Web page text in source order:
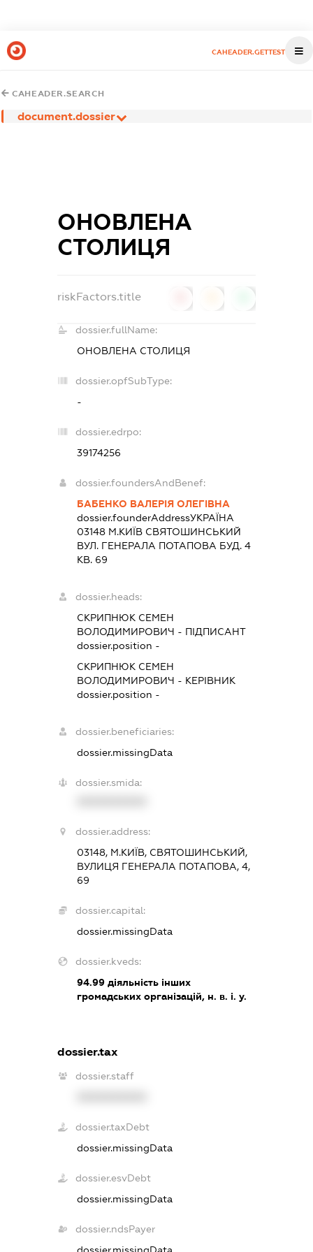
CAHEADER.GETTEST
CAHEADER.SEARCH
document.dossier
ОНОВЛЕНА
СТОЛИЦЯ
riskFactors.title
dossier.fullName:
ОНОВЛЕНА СТОЛИЦЯ
dossier.opfSubType:
-
dossier.edrpo:
39174256
dossier.foundersAndBenef:
БАБЕНКО ВАЛЕРІЯ ОЛЕГІВНА
dossier.founderAddressУКРАЇНА
03148 М.КИЇВ СВЯТОШИНСЬКИЙ
ВУЛ. ГЕНЕРАЛА ПОТАПОВА БУД. 4
КВ. 69
dossier.heads:
СКРИПНЮК СЕМЕН
ВОЛОДИМИРОВИЧ - ПІДПИСАНТ
dossier.position -
СКРИПНЮК СЕМЕН
ВОЛОДИМИРОВИЧ - КЕРІВНИК
dossier.position -
dossier.beneficiaries:
dossier.missingData
dossier.smida:
dossier.address:
03148, М.КИЇВ, СВЯТОШИНСЬКИЙ,
ВУЛИЦЯ ГЕНЕРАЛА ПОТАПОВА, 4,
69
dossier.capital:
dossier.missingData
dossier.kveds:
94.99 діяльність інших
громадських організацій, н. в. і. у.
dossier.tax
dossier.staff
dossier.taxDebt
dossier.missingData
dossier.esvDebt
dossier.missingData
dossier.ndsPayer
dossier.missingData